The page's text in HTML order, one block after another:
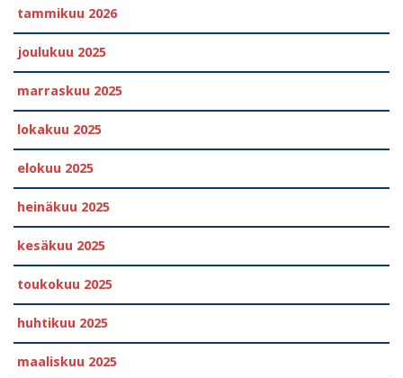
tammikuu 2026
joulukuu 2025
marraskuu 2025
lokakuu 2025
elokuu 2025
heinäkuu 2025
kesäkuu 2025
toukokuu 2025
huhtikuu 2025
maaliskuu 2025